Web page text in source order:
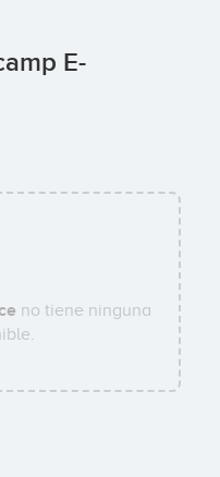
E-
no tiene ninguna